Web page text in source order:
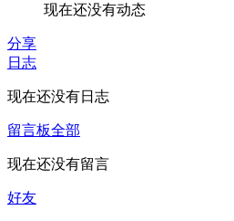
现在还没有动态
分享
日志
现在还没有日志
留言板全部
现在还没有留言
好友